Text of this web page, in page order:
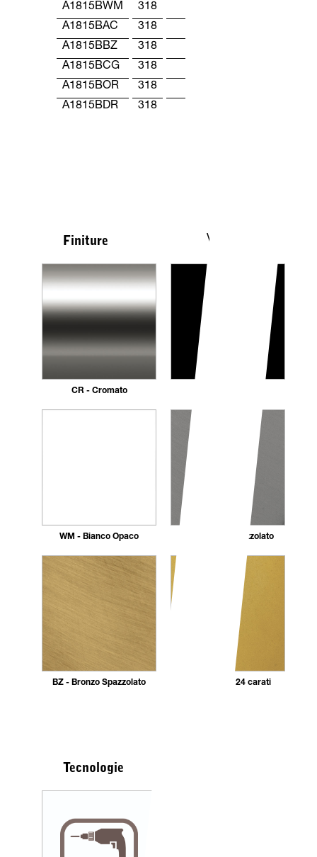
A1815BWM
318
A1815BAC
318
A1815BBZ
318
A1815BCG
318
A1815BOR
318
A1815BDR
318
Finiture Vedi tutte
CR - Cromato
WM - Bianco Opaco AC - Nickel Spazzolato
BZ - Bronzo Spazzolato DR - Dorato 24 carati
Tecnologie